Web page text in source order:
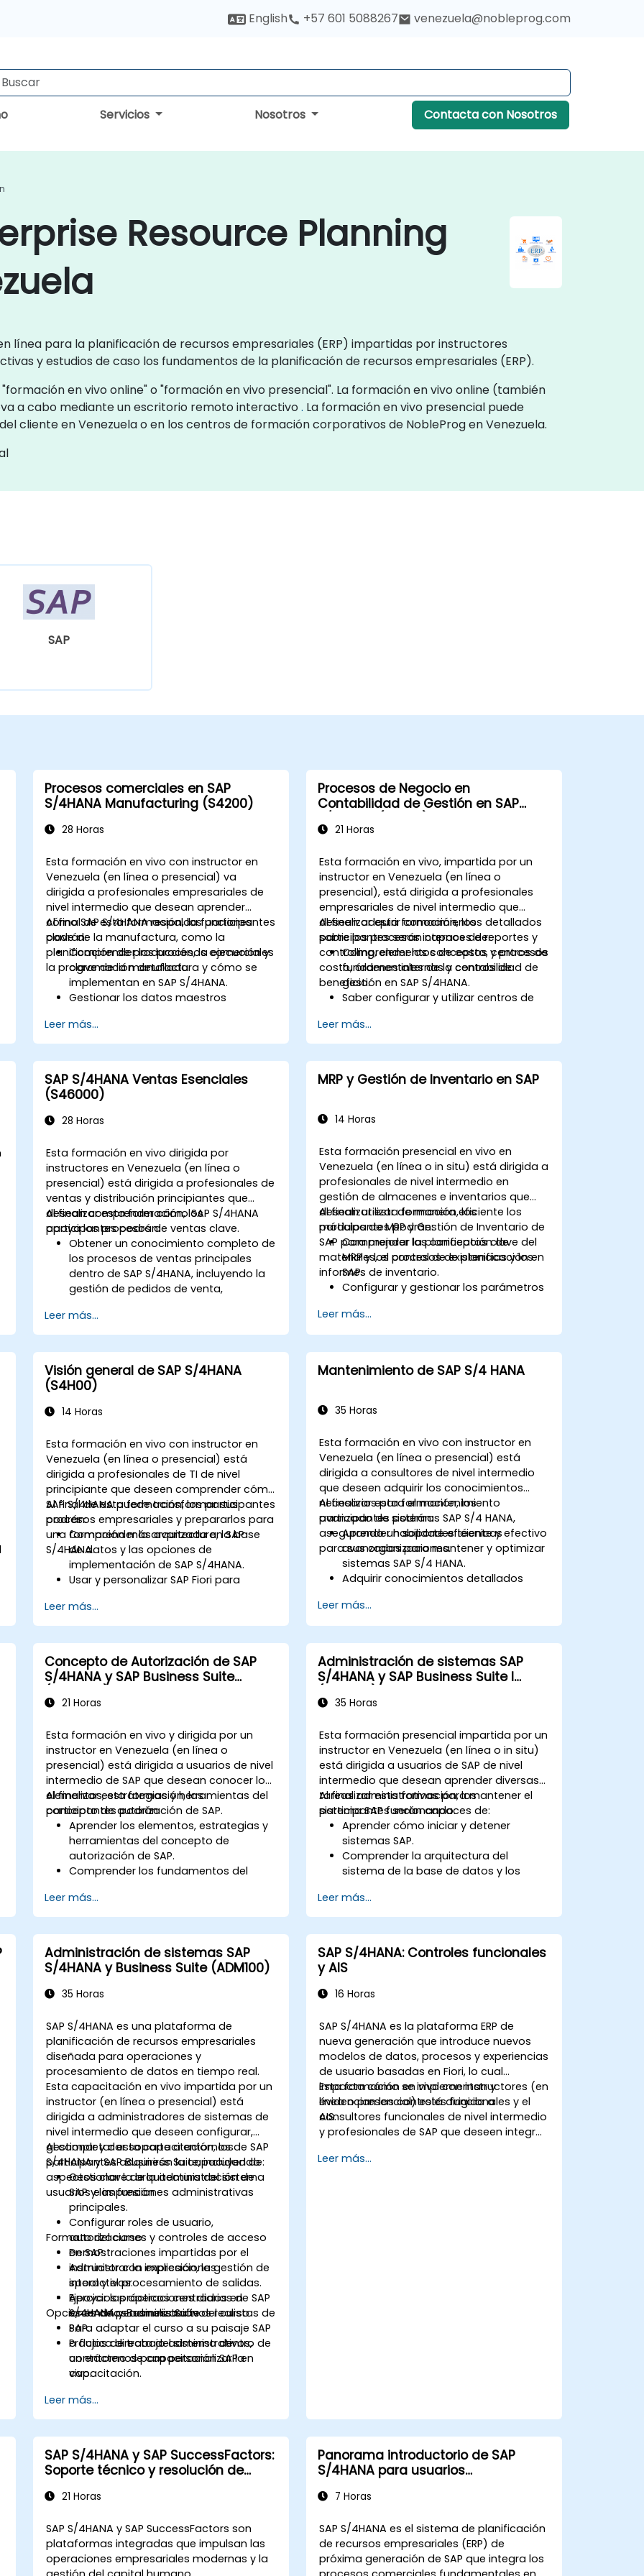
English +57 601 5088267 venezuela@nobleprog.com
Servicios Nosotros Contacta con Nosotros
Resource Planning
línea para la planificación de recursos empresariales (ERP) impartidas por instructores
y estudios de caso los fundamentos de la planificación de recursos empresariales (ERP).
en vivo online" o "formación en vivo presencial". La formación en vivo online (también
a cabo mediante un escritorio remoto interactivo. La formación en vivo presencial puede
cliente en Venezuela o en los centros de formación corporativos de NobleProg en Venezuela.
SAP
Procesos comerciales en SAP
S/4HANA Manufacturing (S4200)
28 Horas
Esta formación en vivo con instructor en
Venezuela (en línea o presencial) va
dirigida a profesionales empresariales de
nivel intermedio que desean aprender
cómo SAP S/4HANA respalda funciones
clave de la manufactura, como la
planificación de producción, la ejecución y
la programación detallada.
Al final de esta formación, los participantes
podrán:
Comprender los procesos comerciales
clave de la manufactura y cómo se
implementan en SAP S/4HANA.
Gestionar los datos maestros
como las listas de materiales (BOM),
los centros de trabajo y las versiones
de producción.
Ejecutar la planificación de producción,
la planificación de requisitos de
materiales y la planificación de
capacidad en SAP S/4HANA.
producción, incluyendo el control de
calidad y la gestión del taller.
Analizar los datos de producción y
generar informes para la toma de
decisiones utilizando las herramientas
de SAP S/4HANA.
Leer más...
Procesos de Negocio en
Contabilidad de Gestión en SAP
21 Horas
Esta formación en vivo, impartida por un
instructor en Venezuela (en línea o
presencial), está dirigida a profesionales
empresariales de nivel intermedio que
deseen adquirir conocimientos detallados
sobre los procesos internos de reportes y
controlling, elementos de costo, centros de
costo, órdenes internas y centros de
beneficio.
Al finalizar esta formación, los
participantes serán capaces de:
Comprender los conceptos y procesos
fundamentales de la contabilidad de
gestión en SAP S/4HANA.
Saber configurar y utilizar centros de
beneficio y análisis de rentabilidad.
Adquirir destreza en el uso de
aplicaciones SAP Fiori para los reportes
de contabilidad financiera y de
gestión.
Leer más...
SAP S/4HANA Ventas Esenciales
(S46000)
28 Horas
Esta formación en vivo dirigida por
instructores en Venezuela (en línea o
presencial) está dirigida a profesionales de
ventas y distribución principiantes que
desean comprender cómo SAP S/4HANA
apoya los procesos de ventas clave.
Al finalizar esta formación, los
participantes podrán:
Obtener un conocimiento completo de
los procesos de ventas principales
dentro de SAP S/4HANA, incluyendo la
gestión de pedidos de venta,
facturación.
Aprender a crear y gestionar
documentos de ventas como pedidos
de venta, cotizaciones y devoluciones,
y comprender cómo configurar varios
tipos de documentos y categorías de
elementos.
Aprender a utilizar analítica integrada
en SAP S/4HANA para monitorear y
mejorar el rendimiento de ventas,
usando informes estándar e
indicadores clave de desempeño (KPI).
Leer más...
MRP y Gestión de Inventario en SAP
14 Horas
Esta formación presencial en vivo en
Venezuela (en línea o in situ) está dirigida a
profesionales de nivel intermedio en
gestión de almacenes e inventarios que
desean utilizar de manera eficiente los
módulos de MRP y Gestión de Inventario de
SAP para mejorar la planificación de
materiales, el control de existencias y los
informes de inventario.
Al finalizar esta formación, los
participantes podrán:
Comprender los conceptos clave del
MRP y los procesos de planificación en
SAP.
Configurar y gestionar los parámetros
materiales optimizada.
Gestionar movimientos de inventario,
de materiales en SAP.
Generar y analizar informes de
decisiones.
en consignación y los materiales
bloqueados.
Leer más...
Visión general de SAP S/4HANA
(S4H00)
14 Horas
Esta formación en vivo con instructor en
Venezuela (en línea o presencial) está
dirigida a profesionales de TI de nivel
principiante que deseen comprender cómo
SAP S/4HANA puede transformar sus
procesos empresariales y prepararlos para
una formación más avanzada en SAP
S/4HANA.
Al final de esta formación, los participantes
podrán:
Comprender la arquitectura, la base
de datos y las opciones de
implementación de SAP S/4HANA.
Usar y personalizar SAP Fiori para
Identificar las mejoras clave en
procesos dentro de finanzas, logística
y otros módulos.
Comprender la integración, el análisis y
las innovaciones futuras para apoyar
las implementaciones de SAP.
Leer más...
Mantenimiento de SAP S/4 HANA
35 Horas
Esta formación en vivo con instructor en
Venezuela (en línea o presencial) está
dirigida a consultores de nivel intermedio
que deseen adquirir los conocimientos
necesarios para el mantenimiento
avanzado de sistemas SAP S/4 HANA,
asegurando un soporte eficiente y efectivo
para sus organizaciones.
Al finalizar esta formación, los
participantes podrán:
Aprender habilidades técnicas
avanzadas para mantener y optimizar
sistemas SAP S/4 HANA.
Adquirir conocimientos detallados
CS y PS para garantizar una gestión
integral del sistema.
forma efectiva en los puntos de
integración entre diversos módulos de
SAP.
Aprender las mejores prácticas para el
optimización del rendimiento y la
resolución de incidencias.
Desarrollar la capacidad de generar e
interpretar informes financieros,
operativos y de proyectos avanzados.
Leer más...
Concepto de Autorización de SAP
S/4HANA y SAP Business Suite
21 Horas
Esta formación en vivo y dirigida por un
instructor en Venezuela (en línea o
presencial) está dirigida a usuarios de nivel
intermedio de SAP que desean conocer los
elementos, estrategias y herramientas del
concepto de autorización de SAP.
Al finalizar esta formación, los
participantes podrán:
Aprender los elementos, estrategias y
herramientas del concepto de
autorización de SAP.
Comprender los fundamentos del
Utilizar el mantenimiento de roles para
crear y asignar autorizaciones.
Leer más...
Administración de sistemas SAP
S/4HANA y SAP Business Suite I
35 Horas
Esta formación presencial impartida por un
instructor en Venezuela (en línea o in situ)
está dirigida a usuarios de SAP de nivel
intermedio que desean aprender diversas
tareas administrativas para mantener el
sistema SAP funcionando.
Al finalizar esta formación, los
participantes serán capaces de:
Aprender cómo iniciar y detener
sistemas SAP.
Comprender la arquitectura del
sistema de la base de datos y los
usuarios.
Configurar sistemas y crear destinos
RFC.
Programar y monitorear trabajos en
segundo plano.
Leer más...
Administración de sistemas SAP
S/4HANA y Business Suite (ADM100)
35 Horas
SAP S/4HANA es una plataforma de
planificación de recursos empresariales
diseñada para operaciones y
procesamiento de datos en tiempo real.
Esta capacitación en vivo impartida por un
instructor (en línea o presencial) está
dirigida a administradores de sistemas de
nivel intermedio que deseen configurar,
gestionar y dar soporte a entornos de SAP
S/4HANA y SAP Business Suite, incluyendo
aspectos clave de la administración de
usuarios e impresión.
Al completar esta capacitación, los
participantes adquirirán la capacidad de:
Gestionar la arquitectura del sistema
SAP y las funciones administrativas
principales.
Configurar roles de usuario,
autorizaciones y controles de acceso
en SAP.
Administrar la impresión, la gestión de
spool y el procesamiento de salidas.
Apoyar las operaciones diarias de SAP
S/4HANA y Business Suite.
Formato del curso
Demostraciones impartidas por el
instructor con explicaciones
interactivas.
Ejercicios prácticos centrados en
escenarios administrativos realistas de
SAP.
Práctica directa del sistema dentro de
un entorno de capacitación SAP en
vivo.
Opciones de personalización del curso
Para adaptar el curso a su paisaje SAP
o flujos de trabajo administrativos,
contáctenos para personalizar la
capacitación.
Leer más...
SAP S/4HANA: Controles funcionales
y AIS
16 Horas
SAP S/4HANA es la plataforma ERP de
nueva generación que introduce nuevos
modelos de datos, procesos y experiencias
de usuario basadas en Fiori, lo cual
impacta cómo se implementan y
evidencian los controles funcionales y el
AIS.
Esta formación en vivo con instructores (en
línea o presencial) está dirigida a
consultores funcionales de nivel intermedio
y profesionales de SAP que deseen integrar
procesos FI/MM/SD/BP, diseñar y probar
Leer más...
SAP S/4HANA y SAP SuccessFactors:
Soporte técnico y resolución de
21 Horas
SAP S/4HANA y SAP SuccessFactors son
plataformas integradas que impulsan las
operaciones empresariales modernas y la
Panorama introductorio de SAP
S/4HANA para usuarios
7 Horas
SAP S/4HANA es el sistema de planificación
de recursos empresariales (ERP) de
próxima generación de SAP que integra los